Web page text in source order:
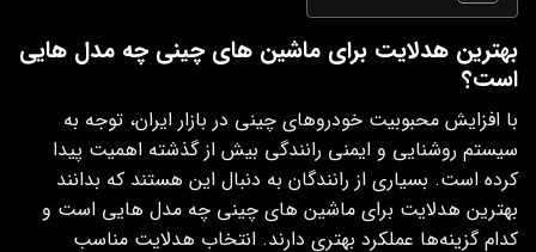
بهترین هدلایت برای ماشین های چینی چه مدل هایی
است؟
با افزایش محبوبیت خودروهای چینی در بازار ایران، توجه به
سیستم روشنایی و ایمنی رانندگی بیش از گذشته اهمیت پیدا
کرده است. بسیاری از رانندگان به دنبال این هستند که بدانند
بهترین هدلایت برای ماشین های چینی چه مدل هایی است و
کدام گزینه‌ها عملکرد بهتری دارند. انتخاب هدلایت مناسب